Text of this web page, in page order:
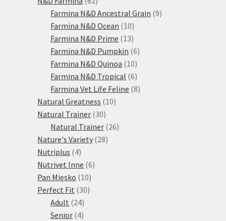
produktů
Farmina N&D Ancestral Grain 99
Farmina N&D Ocean 1010
produktů
Farmina N&D Prime 1313
produktů
Farmina N&D Pumpkin 66
Farmina N&D Quinoa 1010
produktů
Farmina N&D Tropical 66
produktů
Farmina Vet Life Feline 88
Natural Greatness 1010
Natural Trainer 3030
produktů
Natural Trainer 2626
Nature's Variety 2828
Nutriplus 44
produkty
Nutrivet Inne 66
Pan Mięsko 1010
produktů
Perfect Fit 3030
Adult 2424
produktů
Senior 44